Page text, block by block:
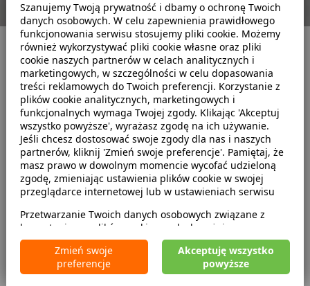
Strona główna Oddziały wypożyczalni CarFree
CZEKAMY NA CIEBIE W 482
LOKALIZACJACH W CAŁEJ POLSCE
Białystok
ul. Sienkiewicza 55
Bydgoszcz
ul. Jagiellońska 85
Częstochowa
ul.Kopernika 13
Katowice
ul. Jerzego Dudy-
Szanujemy Twoją prywatność i dbamy o ochronę Twoich
danych osobowych. W celu zapewnienia prawidłowego
funkcjonowania serwisu stosujemy pliki cookie. Możemy
również wykorzystywać pliki cookie własne oraz pliki
cookie naszych partnerów w celach analitycznych i
marketingowych, w szczególności w celu dopasowania
treści reklamowych do Twoich preferencji. Korzystanie z
plików cookie analitycznych, marketingowych i
funkcjonalnych wymaga Twojej zgody. Klikając 'Akceptuj
wszystko powyższe', wyrażasz zgodę na ich używanie.
Jeśli chcesz dostosować swoje zgody dla nas i naszych
partnerów, kliknij 'Zmień swoje preferencje'. Pamiętaj, że
masz prawo w dowolnym momencie wycofać udzieloną
zgodę, zmieniając ustawienia plików cookie w swojej
przeglądarce internetowej lub w ustawieniach serwisu
Przetwarzanie Twoich danych osobowych związane z
korzystaniem z plików cookie w celach wyżej
wymienionych jest prowadzone przez CarFree sp. z o.o. z
siedzibą w Warszawie (02-677), ul. Cybernetyki 5,
będącego administratorem danych. W niektórych
Zmień swoje
preferencje
Akceptuję wszystko
powyższe